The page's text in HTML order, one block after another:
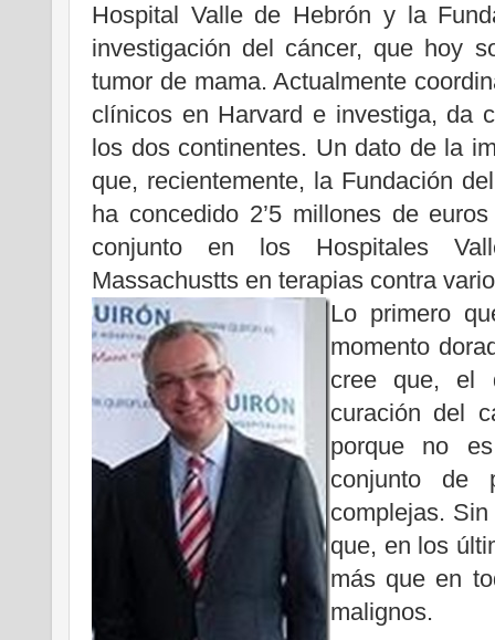
Hospital Valle de Hebrón y la
investigación del cáncer, que hoy
tumor de mama. Actualmente
clínicos en Harvard e investiga, da
los dos continentes. Un dato de la
que, recientemente, la Fundación
ha concedido 2’5 millones de
conjunto en los Hospitales
Massachustts en terapias contra
Lo primero
momento
cree que, el
curación del
porque no
conjunto de
complejas.
que, en los
más que en
malignos.